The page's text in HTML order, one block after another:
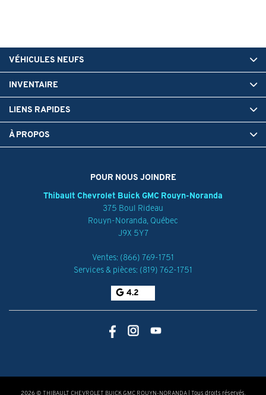
POUR NOUS JOINDRE
Thibault Chevrolet Buick GMC Rouyn-Noranda
375 Boul Rideau
Rouyn-Noranda, Québec
J9X 5Y7
Ventes: (866) 769-1751
Services & pièces: (819) 762-1751
4.2
VÉHICULES NEUFS
INVENTAIRE
LIENS RAPIDES
À PROPOS
2026 © THIBAULT CHEVROLET BUICK GMC ROUYN-NORANDA| Tous droits réservés.